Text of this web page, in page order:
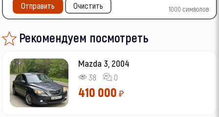
1000 символов
Отправить Очистить
Рекомендуем посмотреть
Mazda 3, 2004
38 0
410 000 ₽